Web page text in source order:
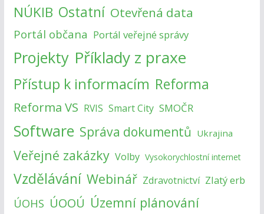
NÚKIB Ostatní Otevřená data
Portál občana Portál veřejné správy
Projekty Příklady z praxe
Přístup k informacím Reforma
Reforma VS RVIS Smart City SMOČR
Software Správa dokumentů Ukrajina
Veřejné zakázky Volby Vysokorychlostní internet
Vzdělávání Webinář Zdravotnictví Zlatý erb
ÚOHS ÚOOÚ Územní plánování